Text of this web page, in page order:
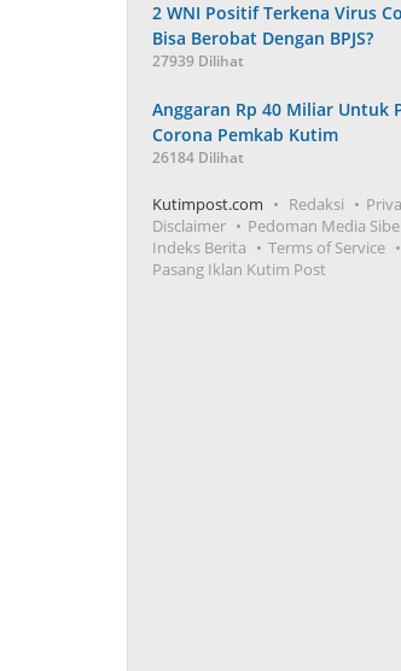
2 WNI Positif Terkena Virus
Bisa Berobat Dengan BPJS?
27939 Dilihat
Anggaran Rp 40 Miliar Untuk
Corona Pemkab Kutim
26184 Dilihat
Kutimpost.com Redaksi
Disclaimer
Pedoman Media
Indeks Berita
Terms of Service
Pasang Iklan Kutim Post